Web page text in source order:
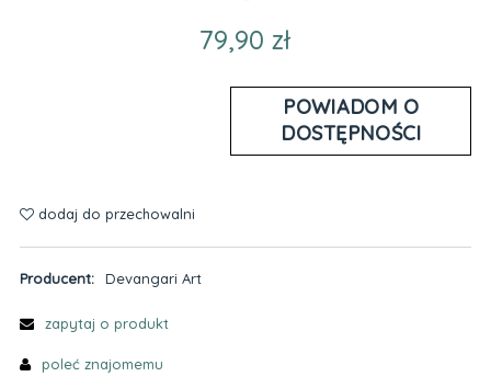
79,90 zł
POWIADOM O
DOSTĘPNOŚCI
dodaj do przechowalni
Producent: Devangari Art
zapytaj o produkt
poleć znajomemu